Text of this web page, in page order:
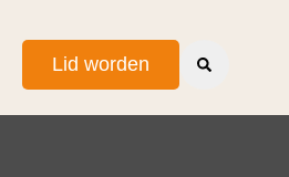
Lid worden